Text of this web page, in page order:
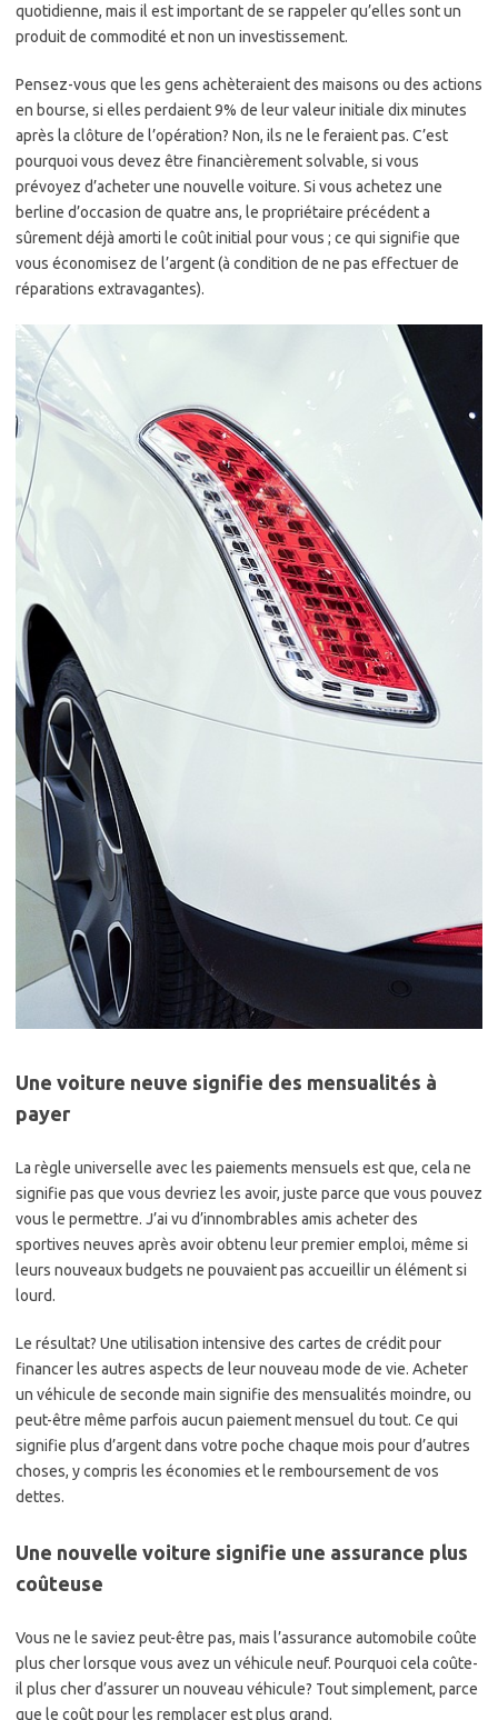
quotidienne, mais il est important de se rappeler qu’elles sont un
produit de commodité et non un investissement.
Pensez-vous que les gens achèteraient des maisons ou des actions
en bourse, si elles perdaient 9% de leur valeur initiale dix minutes
après la clôture de l’opération? Non, ils ne le feraient pas. C’est
pourquoi vous devez être financièrement solvable, si vous
prévoyez d’acheter une nouvelle voiture. Si vous achetez une
berline d’occasion de quatre ans, le propriétaire précédent a
sûrement déjà amorti le coût initial pour vous ; ce qui signifie que
vous économisez de l’argent (à condition de ne pas effectuer de
réparations extravagantes).
Une voiture neuve signifie des mensualités à
payer
La règle universelle avec les paiements mensuels est que, cela ne
signifie pas que vous devriez les avoir, juste parce que vous pouvez
vous le permettre. J’ai vu d’innombrables amis acheter des
sportives neuves après avoir obtenu leur premier emploi, même si
leurs nouveaux budgets ne pouvaient pas accueillir un élément si
lourd.
Le résultat? Une utilisation intensive des cartes de crédit pour
financer les autres aspects de leur nouveau mode de vie. Acheter
un véhicule de seconde main signifie des mensualités moindre, ou
peut-être même parfois aucun paiement mensuel du tout. Ce qui
signifie plus d’argent dans votre poche chaque mois pour d’autres
choses, y compris les économies et le remboursement de vos
dettes.
Une nouvelle voiture signifie une assurance plus
coûteuse
Vous ne le saviez peut-être pas, mais l’assurance automobile coûte
plus cher lorsque vous avez un véhicule neuf. Pourquoi cela coûte-
il plus cher d’assurer un nouveau véhicule? Tout simplement, parce
que le coût pour les remplacer est plus grand.